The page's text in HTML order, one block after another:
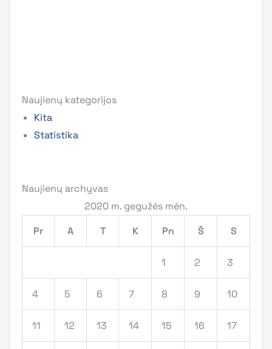
Naujienų kategorijos
Kita
Statistika
Naujienų archyvas
2020 m. gegužės mėn.
Pr
A T K Pn Š S
1 2 3
4 5 6 7 8 9 10
11 12 13 14 15 16 17